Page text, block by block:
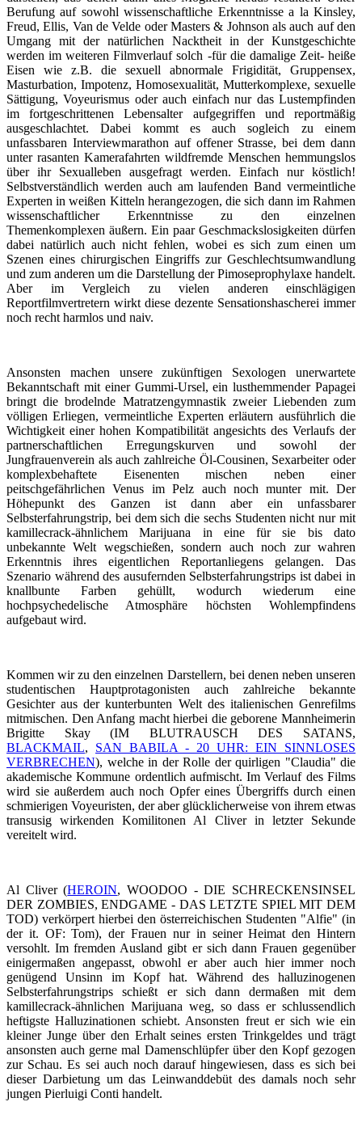
Berufung auf sowohl wissenschaftliche Erkenntnisse a la Kinsley,
Freud, Ellis, Van de Velde oder Masters & Johnson als auch auf den
Umgang mit der natürlichen Nacktheit in der Kunstgeschichte
werden im weiteren Filmverlauf solch -für die damalige Zeit- heiße
Eisen wie z.B. die sexuell abnormale Frigidität, Gruppensex,
Masturbation, Impotenz, Homosexualität, Mutterkomplexe, sexuelle
Sättigung, Voyeurismus oder auch einfach nur das Lustempfinden
im fortgeschrittenen Lebensalter aufgegriffen und reportmäßig
ausgeschlachtet. Dabei kommt es auch sogleich zu einem
unfassbaren Interviewmarathon auf offener Strasse, bei dem dann
unter rasanten Kamerafahrten wildfremde Menschen hemmungslos
über ihr Sexualleben ausgefragt werden. Einfach nur köstlich!
Selbstverständlich werden auch am laufenden Band vermeintliche
Experten in weißen Kitteln herangezogen, die sich dann im Rahmen
wissenschaftlicher Erkenntnisse zu den einzelnen
Themenkomplexen äußern. Ein paar Geschmackslosigkeiten dürfen
dabei natürlich auch nicht fehlen, wobei es sich zum einen um
Szenen eines chirurgischen Eingriffs zur Geschlechtsumwandlung
und zum anderen um die Darstellung der Pimoseprophylaxe handelt.
Aber im Vergleich zu vielen anderen einschlägigen
Reportfilmvertretern wirkt diese dezente Sensationshascherei immer
noch recht harmlos und naiv.
Ansonsten machen unsere zukünftigen Sexologen unerwartete
Bekanntschaft mit einer Gummi-Ursel, ein lusthemmender Papagei
bringt die brodelnde Matratzengymnastik zweier Liebenden zum
völligen Erliegen, vermeintliche Experten erläutern ausführlich die
Wichtigkeit einer hohen Kompatibilität angesichts des Verlaufs der
partnerschaftlichen Erregungskurven und sowohl der
Jungfrauenverein als auch zahlreiche Öl-Cousinen, Sexarbeiter oder
komplexbehaftete Eisenenten mischen neben einer
peitschgefährlichen Venus im Pelz auch noch munter mit. Der
Höhepunkt des Ganzen ist dann aber ein unfassbarer
Selbsterfahrungstrip, bei dem sich die sechs Studenten nicht nur mit
kamillecrack-ähnlichem Marijuana in eine für sie bis dato
unbekannte Welt wegschießen, sondern auch noch zur wahren
Erkenntnis ihres eigentlichen Reportanliegens gelangen. Das
Szenario während des ausufernden Selbsterfahrungstrips ist dabei in
knallbunte Farben gehüllt, wodurch wiederum eine
hochpsychedelische Atmosphäre höchsten Wohlempfindens
aufgebaut wird.
Kommen wir zu den einzelnen Darstellern, bei denen neben unseren
studentischen Hauptprotagonisten auch zahlreiche bekannte
Gesichter aus der kunterbunten Welt des italienischen Genrefilms
mitmischen. Den Anfang macht hierbei die geborene Mannheimerin
Brigitte Skay (IM BLUTRAUSCH DES SATANS,
BLACKMAIL, SAN BABILA - 20 UHR: EIN SINNLOSES
VERBRECHEN), welche in der Rolle der quirligen "Claudia" die
akademische Kommune ordentlich aufmischt. Im Verlauf des Films
wird sie außerdem auch noch Opfer eines Übergriffs durch einen
schmierigen Voyeuristen, der aber glücklicherweise von ihrem etwas
transusig wirkenden Komilitonen Al Cliver in letzter Sekunde
vereitelt wird.
Al Cliver (HEROIN, WOODOO - DIE SCHRECKENSINSEL
DER ZOMBIES, ENDGAME - DAS LETZTE SPIEL MIT DEM
TOD) verkörpert hierbei den österreichischen Studenten "Alfie" (in
der it. OF: Tom), der Frauen nur in seiner Heimat den Hintern
versohlt. Im fremden Ausland gibt er sich dann Frauen gegenüber
einigermaßen angepasst, obwohl er aber auch hier immer noch
genügend Unsinn im Kopf hat. Während des halluzinogenen
Selbsterfahrungstrips schießt er sich dann dermaßen mit dem
kamillecrack-ähnlichen Marijuana weg, so dass er schlussendlich
heftigste Halluzinationen schiebt. Ansonsten freut er sich wie ein
kleiner Junge über den Erhalt seines ersten Trinkgeldes und trägt
ansonsten auch gerne mal Damenschlüpfer über den Kopf gezogen
zur Schau. Es sei auch noch darauf hingewiesen, dass es sich bei
dieser Darbietung um das Leinwanddebüt des damals noch sehr
jungen Pierluigi Conti handelt.